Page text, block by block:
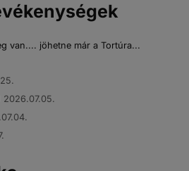
van.... jöhetne már a Tortúra...
2026.07.05.